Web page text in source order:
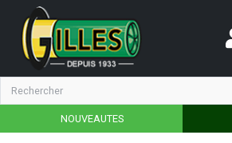
NOUVEAUTES